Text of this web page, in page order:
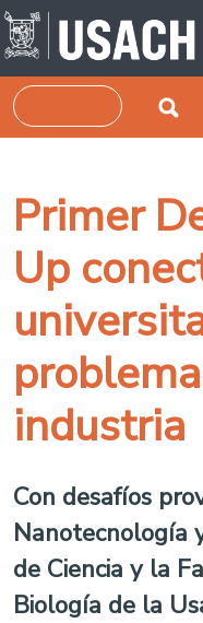
Pasar al contenido principal
Buscar
Primer
Up
industria
Con desafíos
Nanotecnología
de Ciencia y la
Biología de la